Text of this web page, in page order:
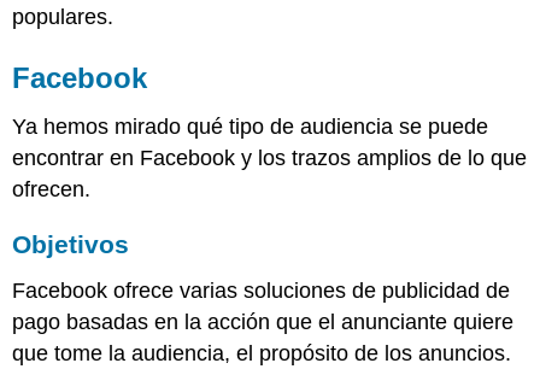
anuncios
segmentación
Nota
El
de
Consejos
en
Facebook
Nota
populares.
Facebook
Ya hemos mirado qué tipo de audiencia se puede
encontrar en Facebook y los trazos amplios de lo que
ofrecen.
Objetivos
Facebook ofrece varias soluciones de publicidad de
pago basadas en la acción que el anunciante quiere
que tome la audiencia, el propósito de los anuncios.